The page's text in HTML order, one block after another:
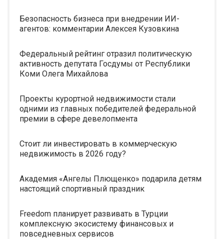
Безопасность бизнеса при внедрении ИИ-
агентов: комментарии Алексея Кузовкина
Федеральный рейтинг отразил политическую
активность депутата Госдумы от Республики
Коми Олега Михайлова
Проекты курортной недвижимости стали
одними из главных победителей федеральной
премии в сфере девелопмента
Стоит ли инвестировать в коммерческую
недвижимость в 2026 году?
Академия «Ангелы Плющенко» подарила детям
настоящий спортивный праздник
Freedom планирует развивать в Турции
комплексную экосистему финансовых и
повседневных сервисов